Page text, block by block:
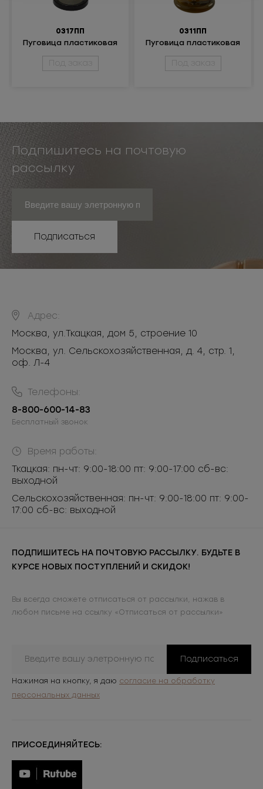
0317ПП
Пуговица пластиковая
Под заказ
0311ПП
Пуговица пластиковая
Под заказ
Подпишитесь на почтовую
рассылку
Подписаться
Адрес:
Москва, ул.Ткацкая, дом 5, строение 10
Москва, ул. Сельскохозяйственная, д. 4, стр. 1,
оф. Л-4
Телефоны:
8-800-600-14-83
Бесплатный звонок
Время работы:
Ткацкая: пн-чт: 9:00-18:00 пт: 9:00-17:00 сб-вс:
выходной
Сельскохозяйственная: пн-чт: 9:00-18:00 пт: 9:00-
17:00 сб-вс: выходной
ПОДПИШИТЕСЬ НА ПОЧТОВУЮ РАССЫЛКУ. БУДЬТЕ В
КУРСЕ НОВЫХ ПОСТУПЛЕНИЙ И СКИДОК!
Вы всегда сможете отписаться от рассылки, нажав в
любом письме на ссылку «Отписаться от рассылки»
Подписаться
Нажимая на кнопку, я даю согласие на обработку
персональных данных
ПРИСОЕДИНЯЙТЕСЬ: